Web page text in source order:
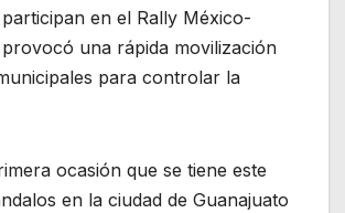
en el Rally México-
una rápida movilización
para controlar la
ocasión que se tiene este
en la ciudad de Guanajuato